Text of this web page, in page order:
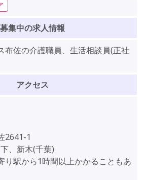
募集中の求人情報
布佐の介護職員、生活相談員(正社
アクセス
2641-1
、新木(千葉)
駅から1時間以上かかることもあ